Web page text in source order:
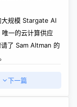
大规模 Stargate AI
一的云计算供应
了 Sam Altman 的
下一篇